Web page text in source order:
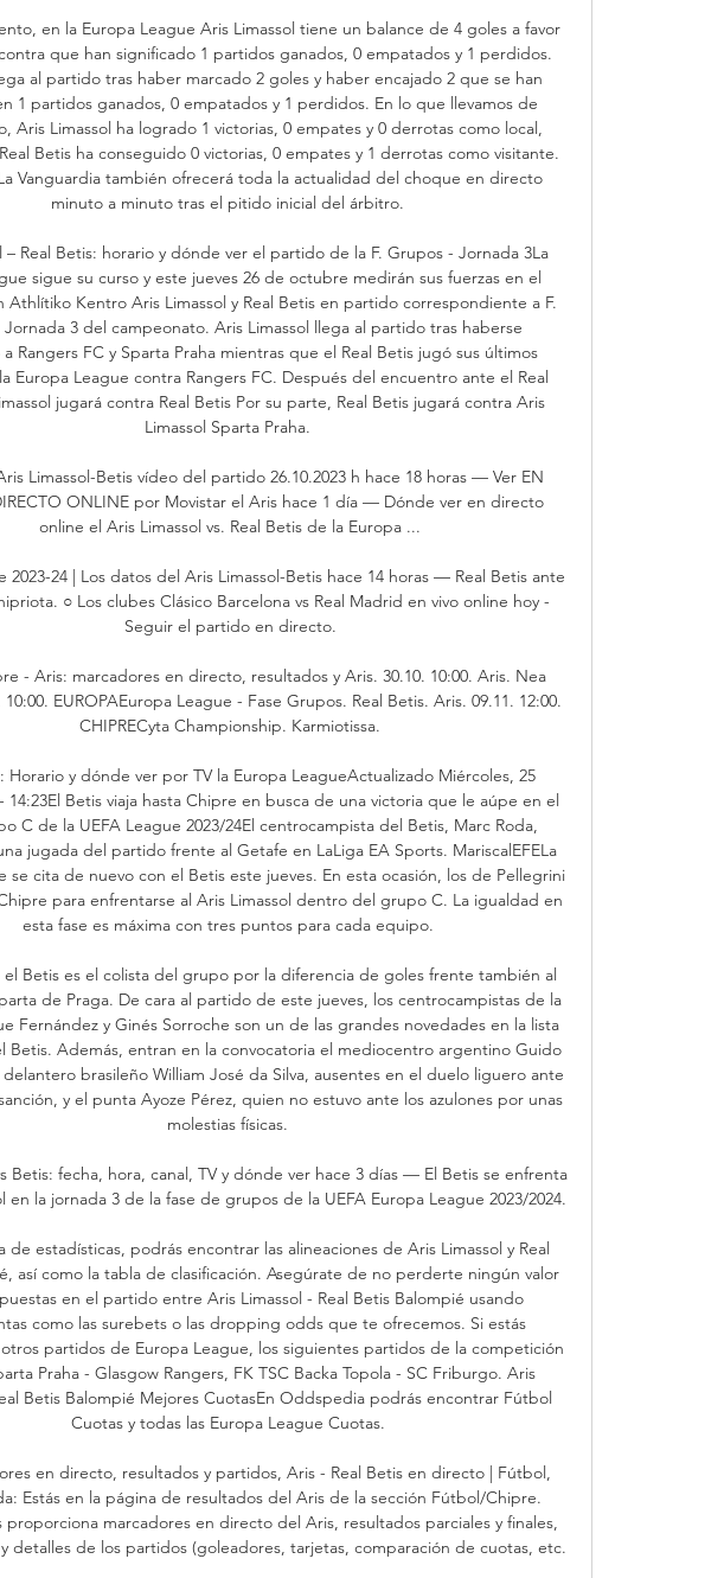
en la Europa League Aris Limassol tiene un balance de 4 goles a favor
que han significado 1 partidos ganados, 0 empatados y 1 perdidos.
al partido tras haber marcado 2 goles y haber encajado 2 que se han
1 partidos ganados, 0 empatados y 1 perdidos. En lo que llevamos de
Aris Limassol ha logrado 1 victorias, 0 empates y 0 derrotas como local,
Betis ha conseguido 0 victorias, 0 empates y 1 derrotas como visitante.
Vanguardia también ofrecerá toda la actualidad del choque en directo
minuto a minuto tras el pitido inicial del árbitro.
– Real Betis: horario y dónde ver el partido de la F. Grupos - Jornada 3La
sigue su curso y este jueves 26 de octubre medirán sus fuerzas en el
Athlítiko Kentro Aris Limassol y Real Betis en partido correspondiente a F.
3 del campeonato. Aris Limassol llega al partido tras haberse
Rangers FC y Sparta Praha mientras que el Real Betis jugó sus últimos
Europa League contra Rangers FC. Después del encuentro ante el Real
jugará contra Real Betis Por su parte, Real Betis jugará contra Aris
Limassol Sparta Praha.
Limassol-Betis vídeo del partido 26.10.2023 h hace 18 horas — Ver EN
ONLINE por Movistar el Aris hace 1 día — Dónde ver en directo
online el Aris Limassol vs. Real Betis de la Europa ...
2023-24 | Los datos del Aris Limassol-Betis hace 14 horas — Real Betis ante
○ Los clubes Clásico Barcelona vs Real Madrid en vivo online hoy -
Seguir el partido en directo.
- Aris: marcadores en directo, resultados y Aris. 30.10. 10:00. Aris. Nea
10:00. EUROPAEuropa League - Fase Grupos. Real Betis. Aris. 09.11. 12:00.
CHIPRECyta Championship. Karmiotissa.
Horario y dónde ver por TV la Europa LeagueActualizado Miércoles, 25
14:23El Betis viaja hasta Chipre en busca de una victoria que le aúpe en el
C de la UEFA League 2023/24El centrocampista del Betis, Marc Roda,
jugada del partido frente al Getafe en LaLiga EA Sports. MariscalEFELa
se cita de nuevo con el Betis este jueves. En esta ocasión, los de Pellegrini
para enfrentarse al Aris Limassol dentro del grupo C. La igualdad en
esta fase es máxima con tres puntos para cada equipo.
el Betis es el colista del grupo por la diferencia de goles frente también al
de Praga. De cara al partido de este jueves, los centrocampistas de la
Fernández y Ginés Sorroche son un de las grandes novedades en la lista
Betis. Además, entran en la convocatoria el mediocentro argentino Guido
brasileño William José da Silva, ausentes en el duelo liguero ante
y el punta Ayoze Pérez, quien no estuvo ante los azulones por unas
molestias físicas.
Betis: fecha, hora, canal, TV y dónde ver hace 3 días — El Betis se enfrenta
en la jornada 3 de la fase de grupos de la UEFA Europa League 2023/2024.
de estadísticas, podrás encontrar las alineaciones de Aris Limassol y Real
así como la tabla de clasificación. Asegúrate de no perderte ningún valor
en el partido entre Aris Limassol - Real Betis Balompié usando
como las surebets o las dropping odds que te ofrecemos. Si estás
partidos de Europa League, los siguientes partidos de la competición
Praha - Glasgow Rangers, FK TSC Backa Topola - SC Friburgo. Aris
Betis Balompié Mejores CuotasEn Oddspedia podrás encontrar Fútbol
Cuotas y todas las Europa League Cuotas.
en directo, resultados y partidos, Aris - Real Betis en directo | Fútbol,
Estás en la página de resultados del Aris de la sección Fútbol/Chipre.
proporciona marcadores en directo del Aris, resultados parciales y finales,
detalles de los partidos (goleadores, tarjetas, comparación de cuotas, etc.